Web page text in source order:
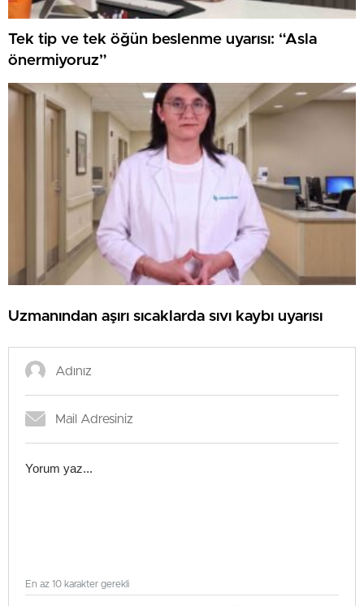
Tek tip ve tek öğün beslenme uyarısı: “Asla
önermiyoruz”
Uzmanından aşırı sıcaklarda sıvı kaybı uyarısı
En az 10 karakter gerekli